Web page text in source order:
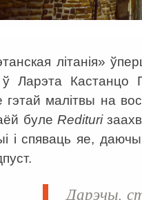
літанія»
ў Ларэта
малітвы на
буле Redituri
і спяваць яе,
Дарэчы,